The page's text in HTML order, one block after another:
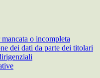
o incompleta
dei dati da parte dei titolari